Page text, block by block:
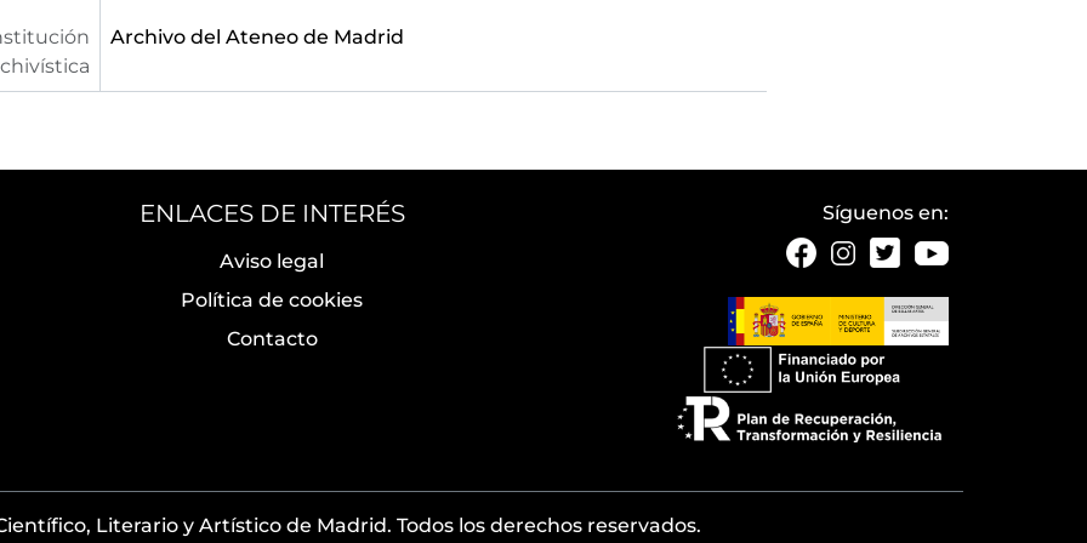
Archivo del Ateneo de Madrid
ENLACES DE INTERÉS
Aviso legal
Política de cookies
Contacto
Síguenos en:
Literario y Artístico de Madrid. Todos los derechos reservados.